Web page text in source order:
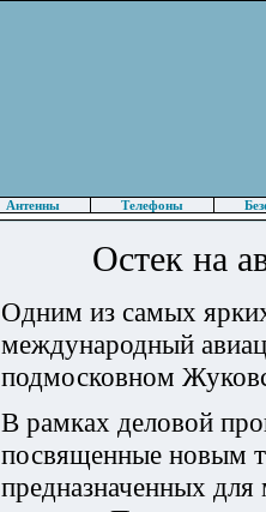
Антенны Телефоны
Остек на
Одним из самых
международный
подмосковном
В рамках деловой
посвященные новым
предназначенных